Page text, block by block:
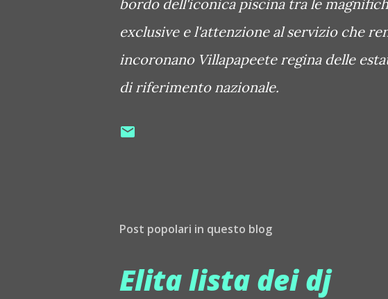
bordo dell'iconica piscina tra le
exclusive e l'attenzione al servizio che
incoronano Villapapeete regina delle
di riferimento nazionale.
Post popolari in questo blog
Elita lista dei dj